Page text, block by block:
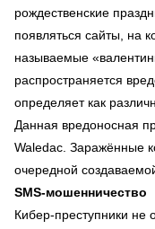
рождественские
появляться сайты, на
называемые
распространяется
определяет как
Данная вредоносная
Waledac. Заражённые
очередной
SMS-мошенничество
Кибер-преступники не